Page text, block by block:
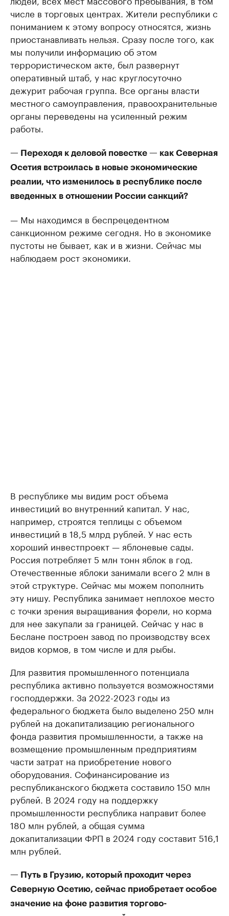
числе в торговых центрах. Жители республики с
пониманием к этому вопросу относятся, жизнь
приостанавливать нельзя. Сразу после того, как
мы получили информацию об этом
террористическом акте, был развернут
оперативный штаб, у нас круглосуточно
дежурит рабочая группа. Все органы власти
местного самоуправления, правоохранительные
органы переведены на усиленный режим
работы.
— Переходя к деловой повестке — как Северная
Осетия встроилась в новые экономические
реалии, что изменилось в республике после
введенных в отношении России санкций?
— Мы находимся в беспрецедентном
санкционном режиме сегодня. Но в экономике
пустоты не бывает, как и в жизни. Сейчас мы
наблюдаем рост экономики.
В республике мы видим рост объема
инвестиций во внутренний капитал. У нас,
например, строятся теплицы с объемом
инвестиций в 18,5 млрд рублей. У нас есть
хороший инвестпроект — яблоневые сады.
Россия потребляет 5 млн тонн яблок в год.
Отечественные яблоки занимали всего 2 млн в
этой структуре. Сейчас мы можем пополнить
эту нишу. Республика занимает неплохое место
с точки зрения выращивания форели, но корма
для нее закупали за границей. Сейчас у нас в
Беслане построен завод по производству всех
видов кормов, в том числе и для рыбы.
Для развития промышленного потенциала
республика активно пользуется возможностями
господдержки. За 2022-2023 годы из
федерального бюджета было выделено 250 млн
рублей на докапитализацию регионального
фонда развития промышленности, а также на
возмещение промышленным предприятиям
части затрат на приобретение нового
оборудования. Софинансирование из
республиканского бюджета составило 150 млн
рублей. В 2024 году на поддержку
промышленности республика направит более
180 млн рублей, а общая сумма
докапитализации ФРП в 2024 году составит 516,1
млн рублей.
— Путь в Грузию, который проходит через
Северную Осетию, сейчас приобретает особое
значение на фоне развития торгово-